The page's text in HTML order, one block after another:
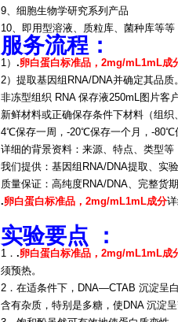
9、细胞生物学研究系列产品
10、即用型溶液、质粒库、菌种库等等
服务流程：
1） .卵白蛋白标准品，2mg/mL1mL成
2）提取基因组RNA/DNA并确定其品质。
非冻型组织 RNA 保存液250mL图片客
新鲜材料或正确保存条件下材料（组织
4℃保存一周，-20℃保存一个月，-80℃
详细的背景资料：来源、特点、类型等
我们提供：基因组RNA/DNA提取、实
质量保证：高纯度RNA/DNA、完整货
.卵白蛋白标准品，2mg/mL1mL成分
实验要点 ：
1． .卵白蛋白标准品，2mg/mL1mL成
须预热。
2．在适条件下，DNA—CTAB 沉淀呈
含有杂质，特别是多糖，使DNA 沉淀